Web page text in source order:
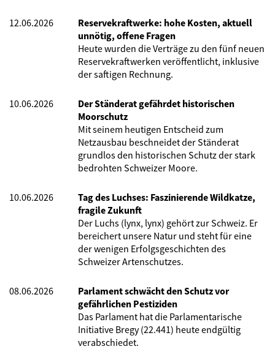
12.06.2026
Reservekraftwerke: hohe Kosten, aktuell
unnötig, offene Fragen
Heute wurden die Verträge zu den fünf neuen
Reservekraftwerken veröffentlicht, inklusive
der saftigen Rechnung.
10.06.2026
Der Ständerat gefährdet historischen
Moorschutz
Mit seinem heutigen Entscheid zum
Netzausbau beschneidet der Ständerat
grundlos den historischen Schutz der stark
bedrohten Schweizer Moore.
10.06.2026
Tag des Luchses: Faszinierende Wildkatze,
fragile Zukunft
Der Luchs (lynx, lynx) gehört zur Schweiz. Er
bereichert unsere Natur und steht für eine
der wenigen Erfolgsgeschichten des
Schweizer Artenschutzes.
08.06.2026
Parlament schwächt den Schutz vor
gefährlichen Pestiziden
Das Parlament hat die Parlamentarische
Initiative Bregy (22.441) heute endgültig
verabschiedet.